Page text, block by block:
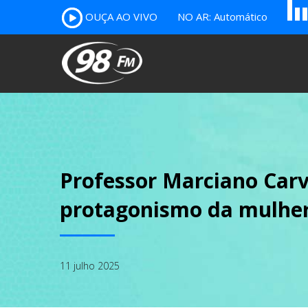
OUÇA AO VIVO NO AR: Automático
Professor Marciano
protagonismo da
11 julho 2025